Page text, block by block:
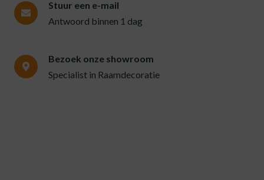
Stuur een e-mail
Antwoord binnen 1 dag
Bezoek onze showroom
Specialist in Raamdecoratie